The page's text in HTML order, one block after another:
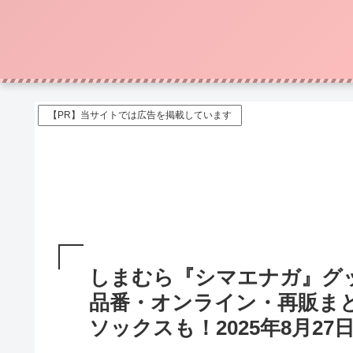
【PR】当サイトでは広告を掲載しています
しまむら『シマエナガ』グ
品番・オンライン・再販ま
ソックスも！2025年8月27